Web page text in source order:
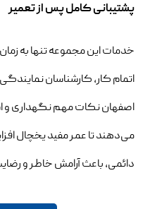
پشتیبانی کامل پس از تعمیر
خدمات این مجموعه تنها به
اتمام کار، کارشناسان
اصفهان نکات مهم نگهداری و
می‌دهند تا عمر مفید یخچال
دائمی، باعث آرامش خاطر و